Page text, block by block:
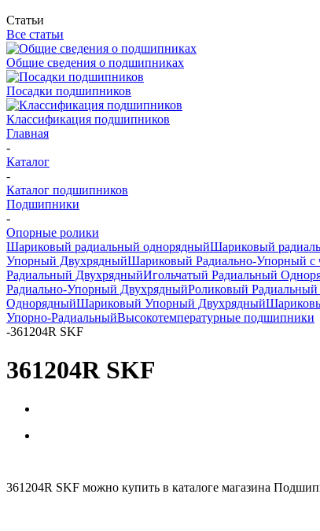
Статьи
Все статьи
Общие сведения о подшипниках
Посадки подшипников
Классификация подшипников
Главная
-
Каталог
-
Каталог подшипников
Подшипники
-
Опорные ролики
Шариковый радиальный однорядныйШариковый
Упорный ДвухрядныйШариковый Радиально-Упорный с
Радиальный ДвухрядныйИгольчатый Радиальный
Радиально-Упорный ДвухрядныйРоликовый
ОднорядныйШариковый Упорный Двухрядный
Упорно-РадиальныйВысокотемпературные подшипники
-361204R SKF
361204R SKF
361204R SKF можно купить в каталоге магазина